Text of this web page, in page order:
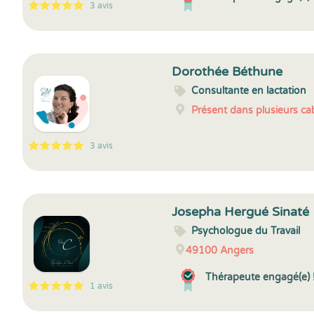
5
1
5
3 3 avis
5
1
5
3 3 avis
Dorothée Béthune
Consultante en lactation
Présent dans plusieurs
5
1
5
1 1 avis
Josepha Hergué Sinaté
Psychologue du Travail
49100 Angers
Thérapeute engagé(e)